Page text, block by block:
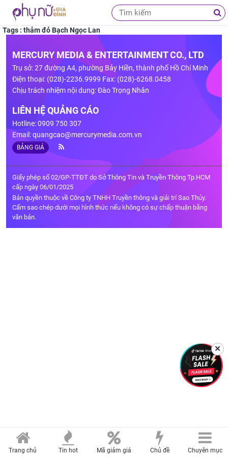
Tags : thảm đỏ Bạch Ngọc Lan
MERCURY MEDIA & ENTERTAINMENT CO., LTD
Trụ sở: 27 đường A4, phường Bảy Hiền, thành phố Hồ Chí Minh
Điện thoại: (028)-2236.9999 Fax: (028)-6268.0458
Chịu trách nhiệm nội dung: Đào Trọng Nhân
LIÊN HỆ QUẢNG CÁO
Hotline: 0909 750 307
Email:quangcao@mercurymedia.com.vn
BẢNG GIÁ
Giấy phép số 02/GP-TTĐT do Sở Thông Tin và Truyền Thông Tp.HCM
cấp ngày 06/01/2025
Bản quyền thuộc về Công ty TNHH Truyền thông và giải trí Sao Thủy.
Cấm sao chép dưới mọi hình thức nếu không có sự chấp thuận bằng
văn bản.
Trang chủ Tin hot Mã giảm giá Chủ đề Chuyên mục
✕